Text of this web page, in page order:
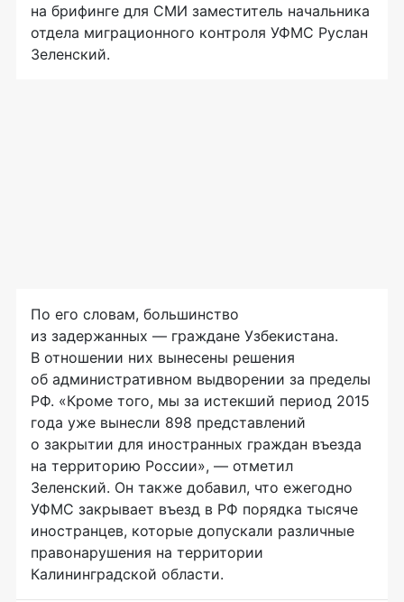
на брифинге для СМИ заместитель начальника
отдела миграционного контроля УФМС Руслан
Зеленский.
По его словам, большинство
из задержанных — граждане Узбекистана.
В отношении них вынесены решения
об административном выдворении за пределы
РФ. «Кроме того, мы за истекший период 2015
года уже вынесли 898 представлений
о закрытии для иностранных граждан въезда
на территорию России», — отметил
Зеленский. Он также добавил, что ежегодно
УФМС закрывает въезд в РФ порядка тысяче
иностранцев, которые допускали различные
правонарушения на территории
Калининградской области.